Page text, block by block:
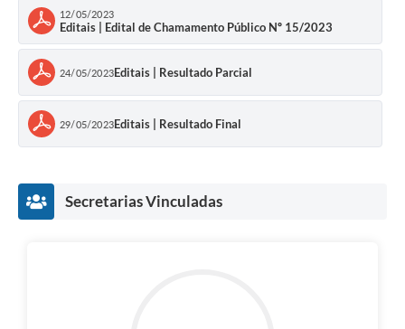
12/05/2023
Editais | Edital de Chamamento Público Nº 15/2023
24/05/2023Editais | Resultado Parcial
29/05/2023Editais | Resultado Final
Secretarias Vinculadas